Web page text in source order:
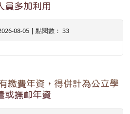
員多加利用
08-05 | 點閱數： 33
繳費年資，得併計為公立學
或撫卹年資